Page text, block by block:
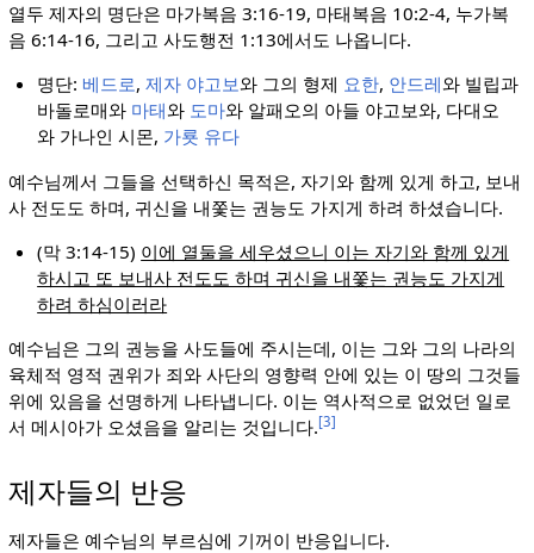
열두 제자의 명단은 마가복음 3:16-19, 마태복음 10:2-4, 누가복
음 6:14-16, 그리고 사도행전 1:13에서도 나옵니다.
명단: 베드로,제자 야고보와 그의 형제 요한, 안드레와 빌립과
바돌로매와 마태와 도마와 알패오의 아들 야고보와, 다대오
와 가나인 시몬, 가룟 유다
예수님께서 그들을 선택하신 목적은, 자기와 함께 있게 하고, 보내
사 전도도 하며, 귀신을 내쫓는 권능도 가지게 하려 하셨습니다.
(막 3:14-15) 이에 열둘을 세우셨으니 이는 자기와 함께 있게
하시고 또 보내사 전도도 하며 귀신을 내쫓는 권능도 가지게
하려 하심이러라
예수님은 그의 권능을 사도들에 주시는데, 이는 그와 그의 나라의
육체적 영적 권위가 죄와 사단의 영향력 안에 있는 이 땅의 그것들
위에 있음을 선명하게 나타냅니다. 이는 역사적으로 없었던 일로
서 메시아가 오셨음을 알리는 것입니다.[3]
제자들의 반응
제자들은 예수님의 부르심에 기꺼이 반응입니다.